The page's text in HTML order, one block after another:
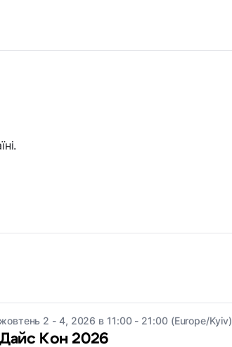
жовтень 2 - 4, 2026 в 11:00 - 21:00 (Europe/Kyiv)
Кон 2026